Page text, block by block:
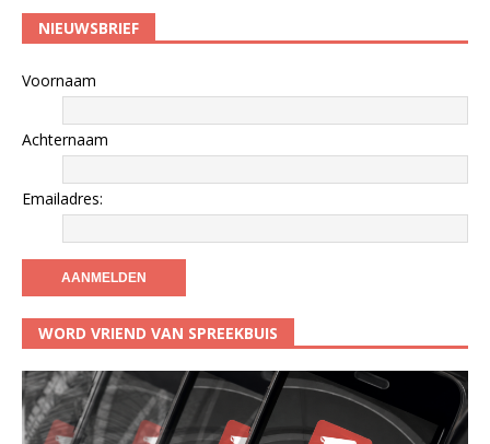
NIEUWSBRIEF
Voornaam
Achternaam
Emailadres:
WORD VRIEND VAN SPREEKBUIS